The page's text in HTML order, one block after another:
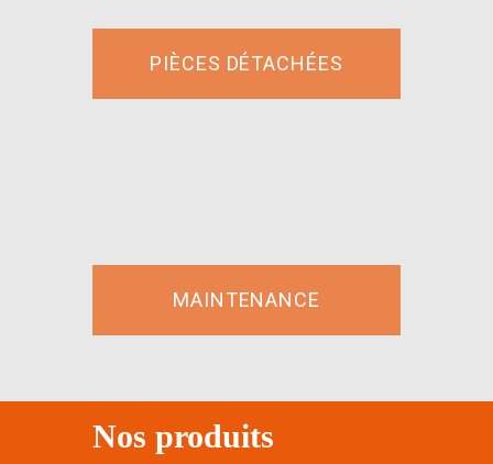
PIÈCES DÉTACHÉES
MAINTENANCE
Nos produits